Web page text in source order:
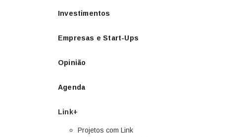
Investimentos
Empresas e Start-Ups
Opinião
Agenda
Link+
Projetos com Link